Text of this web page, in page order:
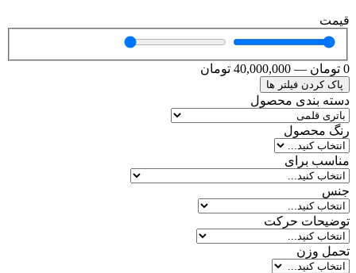
قیمت
0 تومان —
40,000,000 تومان
پاک کردن فیلتر ها
دسته بندی محصول
رنگ محصول
مناسب برای
جنس
توضیحات حرکت
تحمل وزن